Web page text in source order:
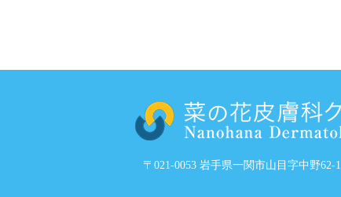
〒021-0053 岩手県一関市山目字中野62-1